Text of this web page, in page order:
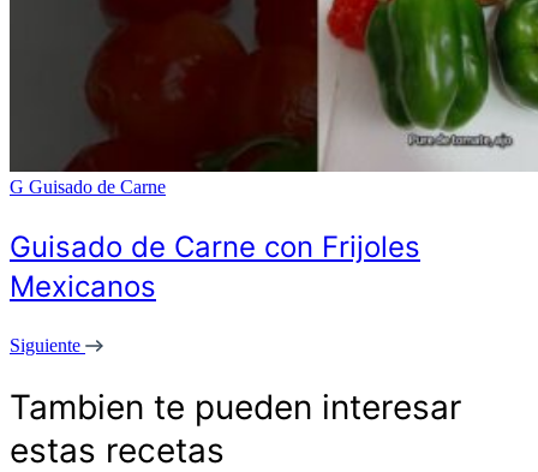
G Guisado de Carne
Guisado de Carne con Frijoles
Mexicanos
Siguiente
Tambien te pueden interesar
estas recetas